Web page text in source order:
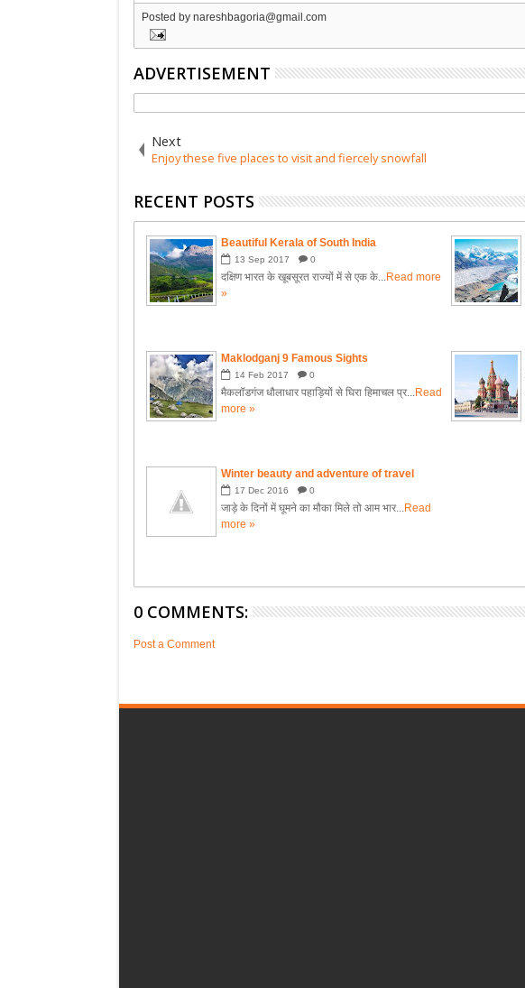
Posted bynareshbagoria@gmail.com
ADVERTISEMENT
Next
Enjoy these five places to visit and fiercely snowfall
RECENT POSTS
Beautiful Kerala of South India
13 Sep 2017 0
दक्षिण भारत के खूबसूरत राज्यों में से एक के...Read more
»
Maklodganj 9 Famous Sights
14 Feb 2017 0
मैकलॉडगंज धौलाधार पहाड़ियों से घिरा हिमाचल प्र...Read
more »
Winter beauty and adventure of travel
17 Dec 2016 0
जाड़े के दिनों में घूमने का मौका मिले तो आम भार...Read
more »
0 COMMENTS:
Post a Comment